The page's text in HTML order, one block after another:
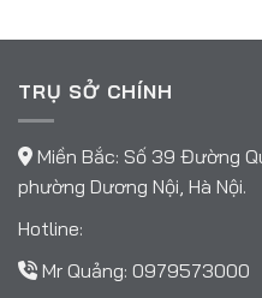
TRỤ SỞ CHÍNH
Miền Bắc: Số 39 Đường
phường Dương Nội, Hà Nội.
Hotline:
Mr Quảng: 0979573000